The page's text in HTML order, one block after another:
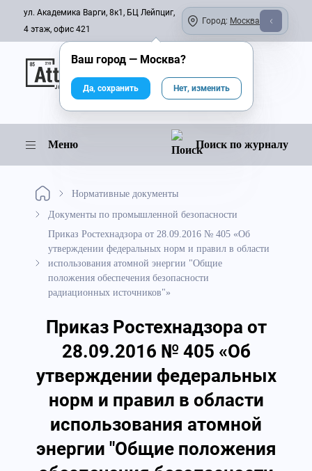
ул. Академика Варги, 8к1, БЦ Лейпциг,
4 этаж, офис 421
Город: Москва
Онлайн-журнал
Меню Поиск по журналу
Нормативные документы
Документы по промышленной безопасности
Приказ Ростехнадзора от 28.09.2016 № 405 «Об
утверждении федеральных норм и правил в области
использования атомной энергии "Общие
положения обеспечения безопасности
радиационных источников"»
Приказ Ростехнадзора от
28.09.2016 № 405 «Об
утверждении федеральных
норм и правил в области
использования атомной
энергии "Общие положения
Ваш город — Москва?
Да, сохранить Нет, изменить